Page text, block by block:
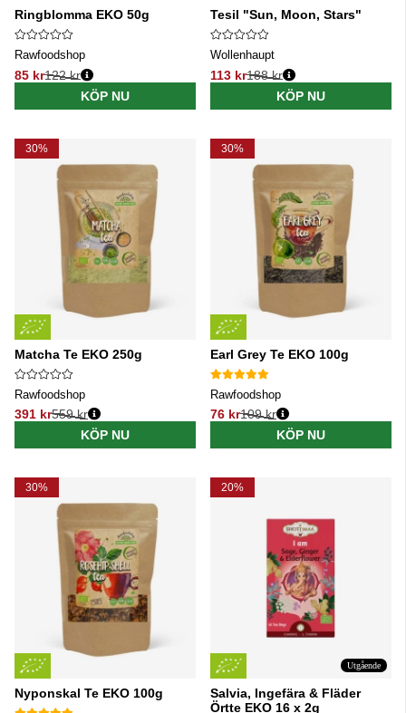
Ringblomma EKO 50g
Rawfoodshop
85 kr
Ordinarie pris:
122 kr
KÖP NU
Tesil "Sun, Moon, Stars"
Wollenhaupt
113 kr
Ordinarie pris:
188 kr
KÖP NU
30%
Matcha Te EKO 250g
Rawfoodshop
391 kr
Ordinarie pris:
559 kr
KÖP NU
30%
Earl Grey Te EKO 100g
Rawfoodshop
76 kr
Ordinarie pris:
109 kr
KÖP NU
30%
Nyponskal Te EKO 100g
20%
Utgående
Salvia, Ingefära & Fläder
Örtte EKO 16 x 2g